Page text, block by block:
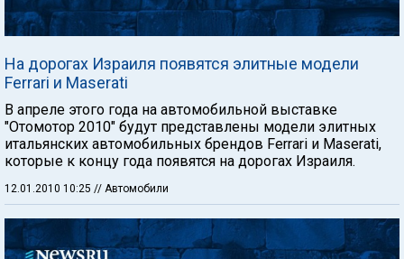
На дорогах Израиля появятся элитные модели
Ferrari и Maserati
В апреле этого года на автомобильной выставке
"Отомотор 2010" будут представлены модели элитных
итальянских автомобильных брендов Ferrari и Maserati,
которые к концу года появятся на дорогах Израиля.
12.01.2010 10:25 // Автомобили